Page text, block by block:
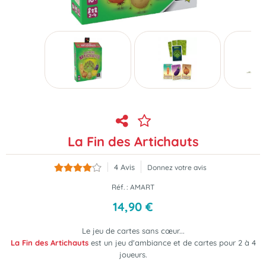
La Fin des Artichauts
4 Avis Donnez votre avis
Réf. : AMART
14,90 €
Le jeu de cartes sans cœur...
La Fin des Artichautsest un jeu d'ambiance et de cartes pour 2 à 4
joueurs.